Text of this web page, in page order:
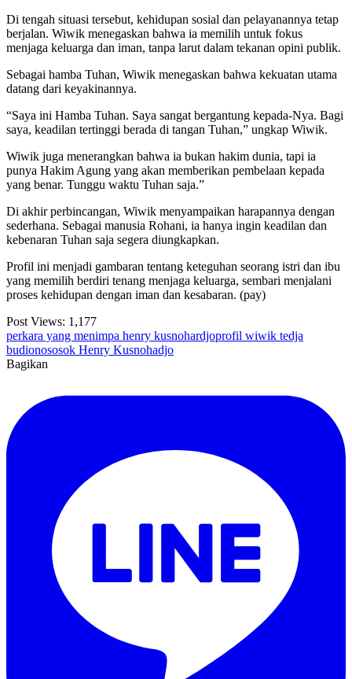
Di tengah situasi tersebut, kehidupan sosial dan pelayanannya tetap
berjalan. Wiwik menegaskan bahwa ia memilih untuk fokus
menjaga keluarga dan iman, tanpa larut dalam tekanan opini publik.
Sebagai hamba Tuhan, Wiwik menegaskan bahwa kekuatan utama
datang dari keyakinannya.
“Saya ini Hamba Tuhan. Saya sangat bergantung kepada-Nya. Bagi
saya, keadilan tertinggi berada di tangan Tuhan,” ungkap Wiwik.
Wiwik juga menerangkan bahwa ia bukan hakim dunia, tapi ia
punya Hakim Agung yang akan memberikan pembelaan kepada
yang benar. Tunggu waktu Tuhan saja.”
Di akhir perbincangan, Wiwik menyampaikan harapannya dengan
sederhana. Sebagai manusia Rohani, ia hanya ingin keadilan dan
kebenaran Tuhan saja segera diungkapkan.
Profil ini menjadi gambaran tentang keteguhan seorang istri dan ibu
yang memilih berdiri tenang menjaga keluarga, sembari menjalani
proses kehidupan dengan iman dan kesabaran. (pay)
Post Views: 1,177
perkara yang menimpa henry kusnohardjoprofil wiwik tedja
budionososok Henry Kusnohadjo
Bagikan